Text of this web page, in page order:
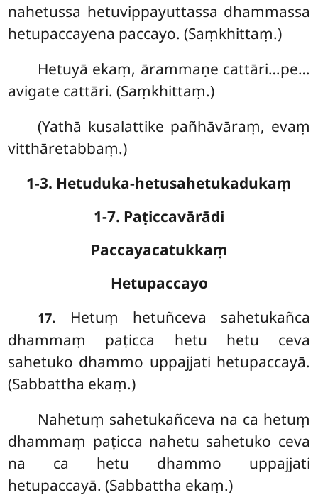
nahetussa hetuvippayuttassa dhammassa
hetupaccayena paccayo. (Saṃkhittaṃ.)
Hetuyā ekaṃ, ārammaṇe cattāri…pe…
avigate cattāri. (Saṃkhittaṃ.)
(Yathā kusalattike pañhāvāraṃ, evaṃ
vitthāretabbaṃ.)
1-3. Hetuduka-hetusahetukadukaṃ
1-7. Paṭiccavārādi
Paccayacatukkaṃ
Hetupaccayo
17. Hetuṃ hetuñceva sahetukañca
dhammaṃ paṭicca hetu hetu ceva
sahetuko dhammo uppajjati hetupaccayā.
(Sabbattha ekaṃ.)
Nahetuṃ sahetukañceva na ca hetuṃ
dhammaṃ paṭicca nahetu sahetuko ceva
na ca hetu dhammo uppajjati
hetupaccayā. (Sabbattha ekaṃ.)